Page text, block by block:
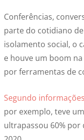
Conferências,
parte do cotidiano
isolamento social, o
e houve um boom
por ferramentas de
Segundo
por exemplo, teve
ultrapassou 60%